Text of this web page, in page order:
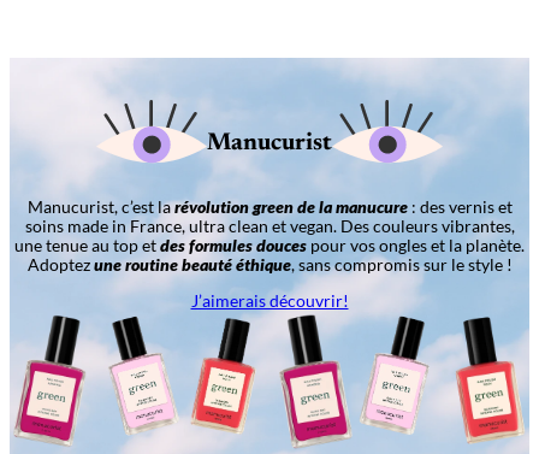
Manucurist
Manucurist, c’est larévolution green de la manucure: des vernis et
soins made in France, ultra clean et vegan. Des couleurs vibrantes,
une tenue au top etdes formules douces pour vos ongles et la planète.
Adoptezune routine beauté éthique, sans compromis sur le style !
J’aimerais découvrir!